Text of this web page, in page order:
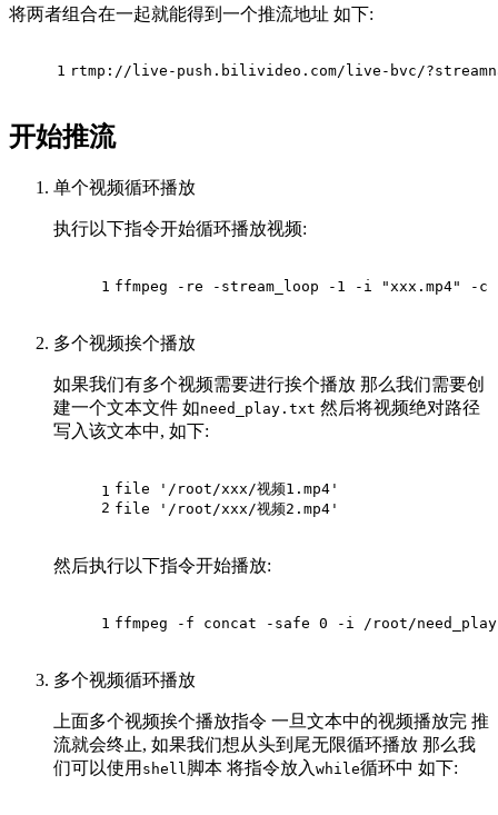
将两者组合在一起就能得到一个推流地址 如下:
1 rtmp://live-push.bilivideo.com/live-bvc/
开始推流
单个视频循环播放
执行以下指令开始循环播放视频:
1 ffmpeg -re -stream_loop -1 -i "xxx.mp4" -c
多个视频挨个播放
如果我们有多个视频需要进行挨个播放 那么我们需要创
建一个文本文件 如need_play.txt 然后将视频绝对路径
写入该文本中, 如下:
1
2
file
'/root/xxx/视频1.mp4'
file
'/root/xxx/视频2.mp4'
然后执行以下指令开始播放:
1 ffmpeg -f concat -safe 0 -i /root/
多个视频循环播放
上面多个视频挨个播放指令 一旦文本中的视频播放完 推
流就会终止, 如果我们想从头到尾无限循环播放 那么我
们可以使用 shell脚本 将指令放入 while循环中 如下: